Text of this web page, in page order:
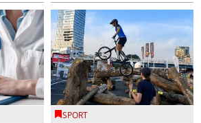
SPORT